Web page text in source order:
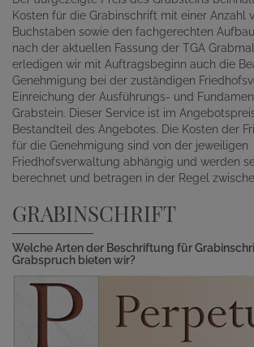
Kosten für die Grabinschrift mit einer Anzahl
Buchstaben sowie den fachgerechten
nach der aktuellen Fassung der TGA
erledigen wir mit Auftragsbeginn auch die
Genehmigung bei der zuständigen
Einreichung der Ausführungs- und
Grabstein. Dieser Service ist im
Bestandteil des Angebotes. Die Kosten der
für die Genehmigung sind von der jeweiligen
Friedhofsverwaltung abhängig und werden
berechnet und betragen in der Regel
GRABINSCHRIFT
Welche Arten der Beschriftung für
Grabspruch bieten wir?